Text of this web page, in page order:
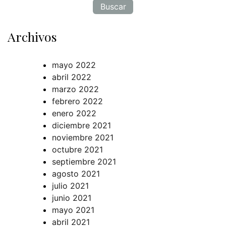
Archivos
mayo 2022
abril 2022
marzo 2022
febrero 2022
enero 2022
diciembre 2021
noviembre 2021
octubre 2021
septiembre 2021
agosto 2021
julio 2021
junio 2021
mayo 2021
abril 2021